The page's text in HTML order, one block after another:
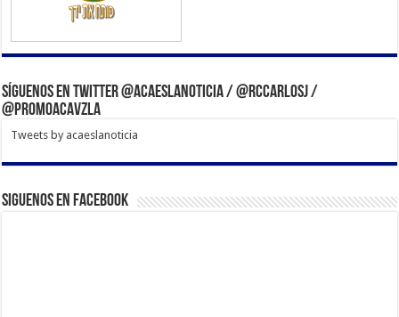
Síguenos en Twitter @acaeslanoticia / @rccarlosj /
@PromoACAVzla
Tweets by acaeslanoticia
Siguenos en Facebook